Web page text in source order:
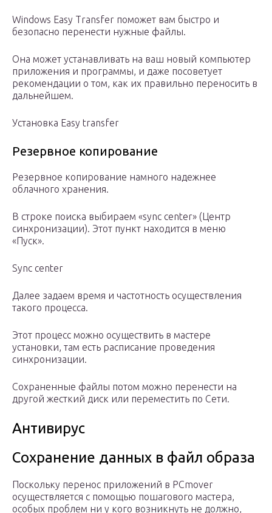
Windows Easy Transfer поможет вам быстро и
безопасно перенести нужные файлы.
Она может устанавливать на ваш новый компьютер
приложения и программы, и даже посоветует
рекомендации о том, как их правильно переносить в
дальнейшем.
Установка Easy transfer
Резервное копирование
Резервное копирование намного надежнее
облачного хранения.
В строке поиска выбираем «sync center» (Центр
синхронизации). Этот пункт находится в меню
«Пуск».
Sync center
Далее задаем время и частотность осуществления
такого процесса.
Этот процесс можно осуществить в мастере
установки, там есть расписание проведения
синхронизации.
Сохраненные файлы потом можно перенести на
другой жесткий диск или переместить по Сети.
Антивирус
Сохранение данных в файл образа
Поскольку перенос приложений в PCmover
осуществляется с помощью пошагового мастера,
особых проблем ни у кого возникнуть не должно,